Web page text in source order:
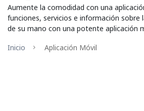
Aumente la comodidad con una
funciones, servicios e información sobre
de su mano con una potente aplicación
Inicio
Aplicación Móvil